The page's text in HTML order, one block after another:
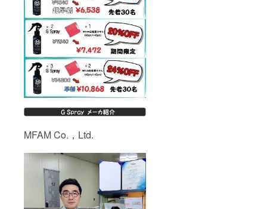
MFAM Co.，Ltd.